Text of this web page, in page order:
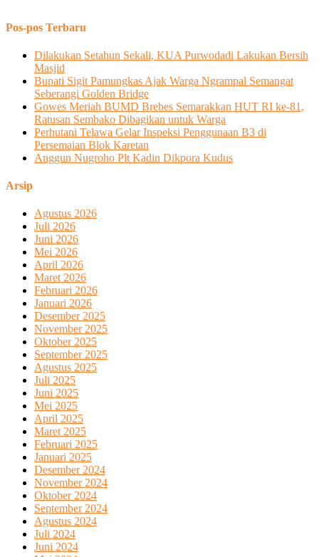
Pos-pos Terbaru
Dilakukan Setahun Sekali, KUA Purwodadi Lakukan Bersih
Masjid
Bupati Sigit Pamungkas Ajak Warga Ngrampal Semangat
Seberangi Golden Bridge
Gowes Meriah BUMD Brebes Semarakkan HUT RI ke-81,
Ratusan Sembako Dibagikan untuk Warga
Perhutani Telawa Gelar Inspeksi Penggunaan B3 di
Persemaian Blok Karetan
Anggun Nugroho Plt Kadin Dikpora Kudus
Arsip
Agustus 2026
Juli 2026
Juni 2026
Mei 2026
April 2026
Maret 2026
Februari 2026
Januari 2026
Desember 2025
November 2025
Oktober 2025
September 2025
Agustus 2025
Juli 2025
Juni 2025
Mei 2025
April 2025
Maret 2025
Februari 2025
Januari 2025
Desember 2024
November 2024
Oktober 2024
September 2024
Agustus 2024
Juli 2024
Juni 2024